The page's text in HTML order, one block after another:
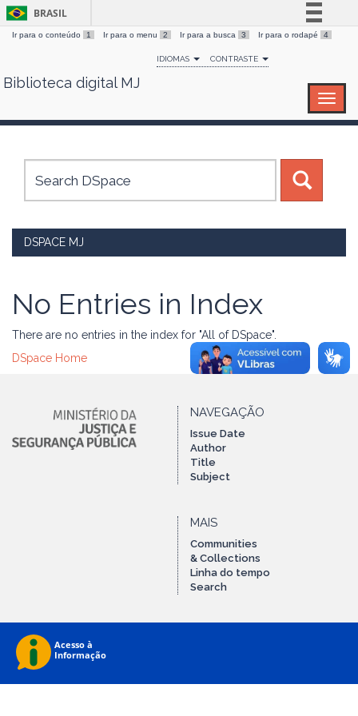
Skip
BRASIL
Simplifique!
Comunica BR
Canais
Ir para o conteúdo 1 Ir para o menu 2 Ir para a busca 3 Ir para o rodapé 4
IDIOMAS CONTRASTE
Biblioteca digital MJ
DSPACE MJ
No Entries in Index
There are no entries in the index for "All of DSpace".
DSpace Home
NAVEGAÇÃO
Issue Date
Author
Title
Subject
MAIS
Communities
& Collections
Linha do tempo
Search